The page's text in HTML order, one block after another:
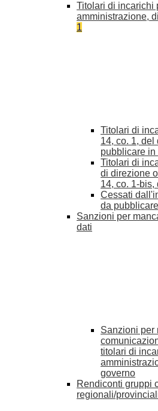
Titolari di incarichi
amministrazione,
1
Titolari di
14, co. 1, del
pubblicare in
Titolari di
di direzione
14, co. 1-bis,
Cessati
da
Sanzioni per
dati
Sanzioni per
titolari di
governo
Rendiconti gruppi
regionali/